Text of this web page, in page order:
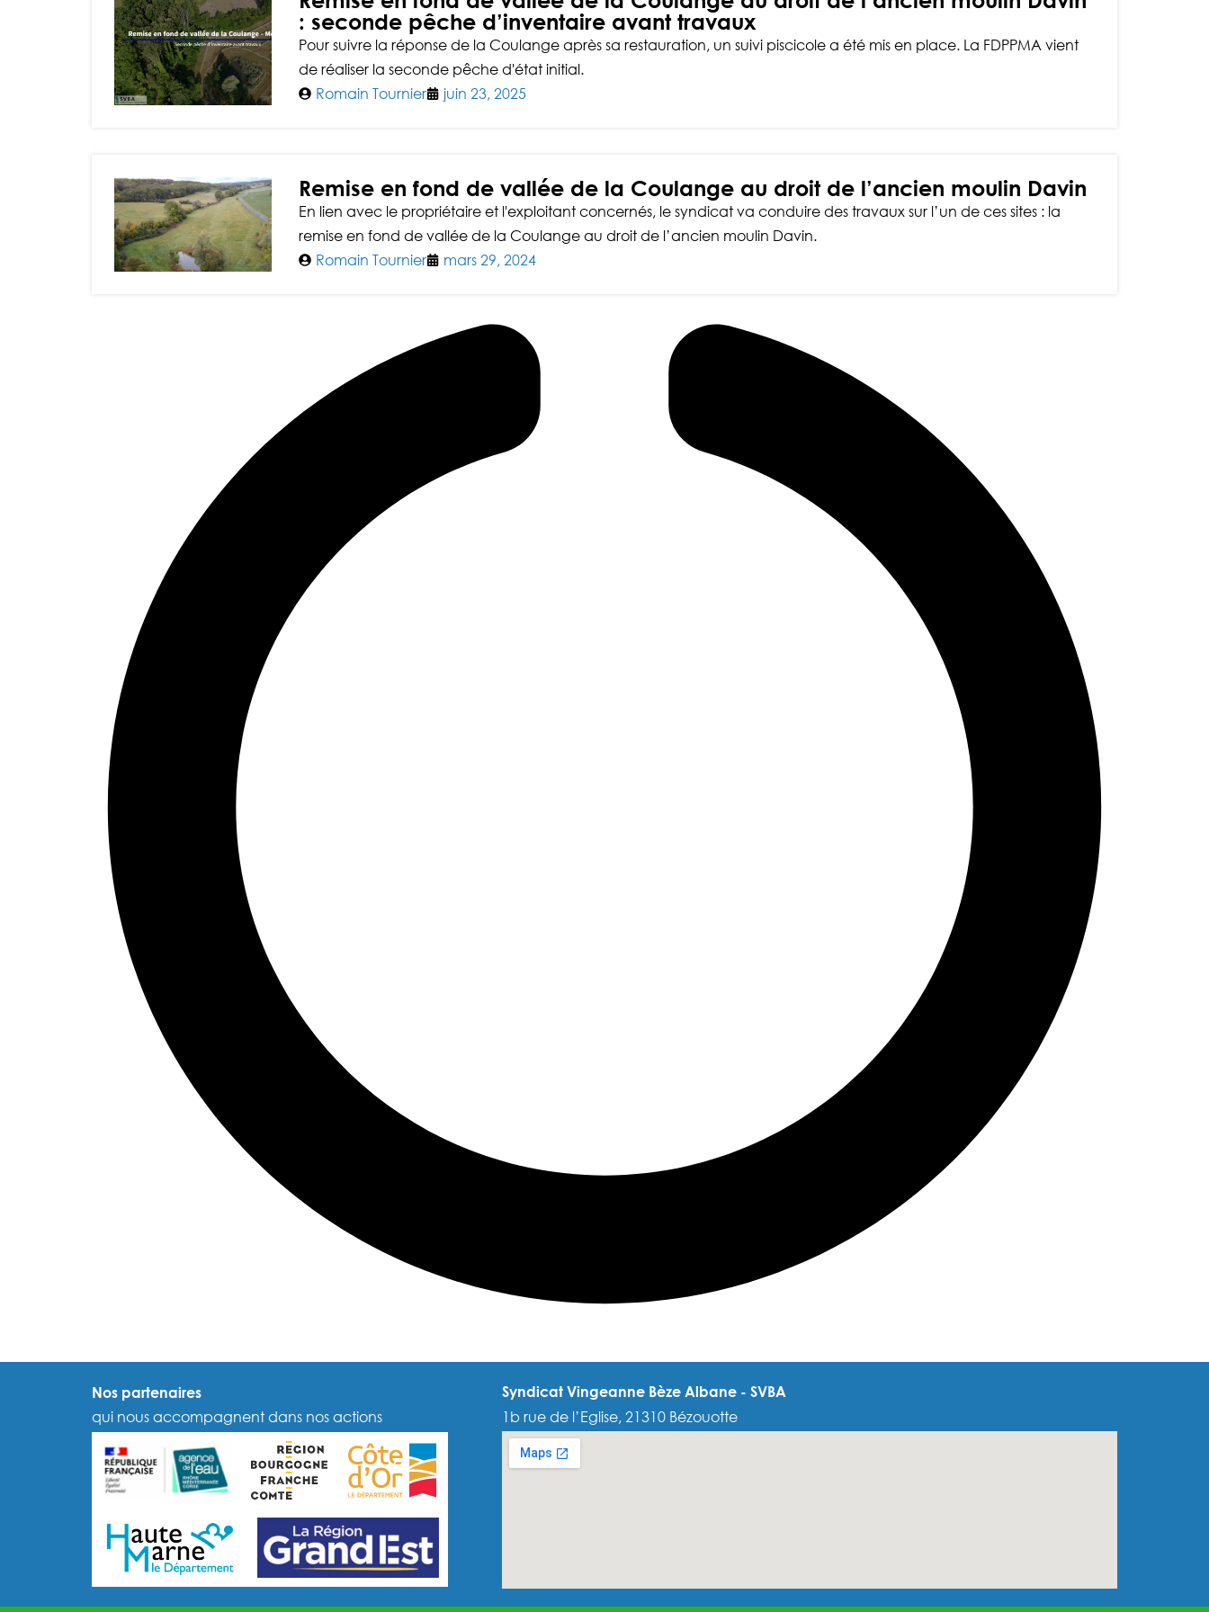
: seconde pêche d’inventaire avant travaux
Pour suivre la réponse de la Coulange après sa restauration, un suivi piscicole a été mis en place. La FDPPMA vient
de réaliser la seconde pêche d'état initial.
Romain Tournier
juin 23, 2025
Remise en fond de vallée de la Coulange au droit de l’ancien moulin Davin
En lien avec le propriétaire et l'exploitant concernés, le syndicat va conduire des travaux sur l’un de ces sites : la
remise en fond de vallée de la Coulange au droit de l’ancien moulin Davin.
Romain Tournier
mars 29, 2024
Nos partenaires
qui nous accompagnent dans nos actions
Syndicat Vingeanne Bèze Albane - SVBA
1b rue de l’Eglise, 21310 Bézouotte